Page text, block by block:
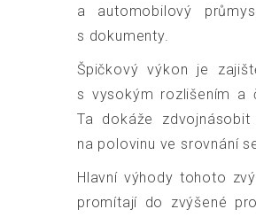
a automobilový
s dokumenty.
Špičkový výkon je
s vysokým rozlišením a
Ta dokáže
na polovinu ve srovnání
Hlavní výhody tohoto
promítají do zvýšené